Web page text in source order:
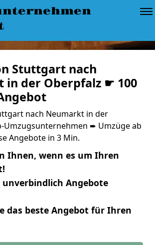
Stuttgart nach
in der Oberpfalz ☛ 100
nach Neumarkt in der
Umzugsunternehmen ➨ Umzüge ab
Angebote in 3 Min.
Ihnen, wenn es um Ihren
unverbindlich Angebote
das beste Angebot für Ihren